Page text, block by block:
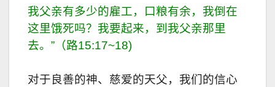
我父亲有多少的雇工，口粮有余，我倒在
这里饿死吗？我要起来，到我父亲那里
去。”（路15:17~18)
对于良善的神、慈爱的天父，我们的信心